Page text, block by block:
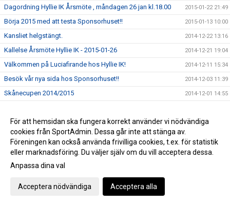
Dagordning Hyllie IK Årsmöte , måndagen 26 jan kl.18.00 2015-01-22 21:49
Börja 2015 med att testa Sponsorhuset!! 2015-01-13 10:00
Kansliet helgstängt. 2014-12-22 13:16
Kallelse Årsmöte Hyllie IK - 2015-01-26 2014-12-21 19:04
Välkommen på Luciafirande hos Hyllie IK! 2014-12-11 15:34
Besök vår nya sida hos Sponsorhuset!! 2014-12-03 11:39
Skånecupen 2014/2015 2014-12-01 14:55
Julhandla via Sponsorhuset = Du får dubbel glädje! 2014-11-21 11:26
Kombinerat lag F-15 Hyllie IK/Husie IF 2014-11-13 14:50
Fira far på söndag = Du stödjer Hyllie IK 2014-11-06 11:39
Ledarstaben för Hyllies damer är klar!
Vinstbiljetter MFF-BP ikväll (10/15 st)
För att hemsidan ska fungera korrekt använder vi nödvändiga
cookies från SportAdmin. Dessa går inte att stänga av.
Föreningen kan också använda frivilliga cookies, t.ex. för statistik
eller marknadsföring. Du väljer själv om du vill acceptera dessa.
Anpassa dina val
Acceptera nödvändiga Acceptera alla